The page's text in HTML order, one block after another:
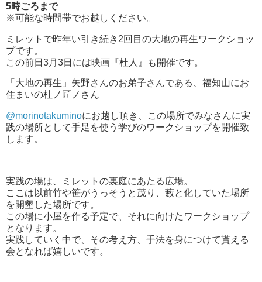
5時ごろまで
※可能な時間帯でお越しください。
ミレットで昨年い引き続き2回目の大地の再生ワークショッ
プです。
この前日3月3日には映画『杜人』も開催です。
「大地の再生」矢野さんのお弟子さんである、福知山にお
住まいの杜ノ匠ノさん
@morinotakuminoにお越し頂き、この場所でみなさんに実
践の場所として手足を使う学びのワークショップを開催致
します。
実践の場は、ミレットの裏庭にあたる広場。
ここは以前竹や笹がうっそうと茂り、藪と化していた場所
を開墾した場所です。
この場に小屋を作る予定で、それに向けたワークショップ
となります。
実践していく中で、その考え方、手法を身につけて貰える
会となれば嬉しいです。